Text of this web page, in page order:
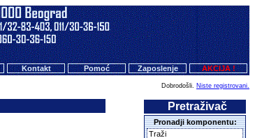
Kontakt Pomoć Zaposlenje AKCIJA !
Dobrodošli. Niste registrovani.
Pretraživač
Pronadji komponentu: